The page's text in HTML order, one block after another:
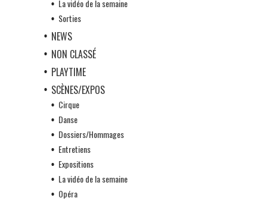
La vidéo de la semaine
Sorties
NEWS
NON CLASSÉ
PLAYTIME
SCÈNES/EXPOS
Cirque
Danse
Dossiers/Hommages
Entretiens
Expositions
La vidéo de la semaine
Opéra